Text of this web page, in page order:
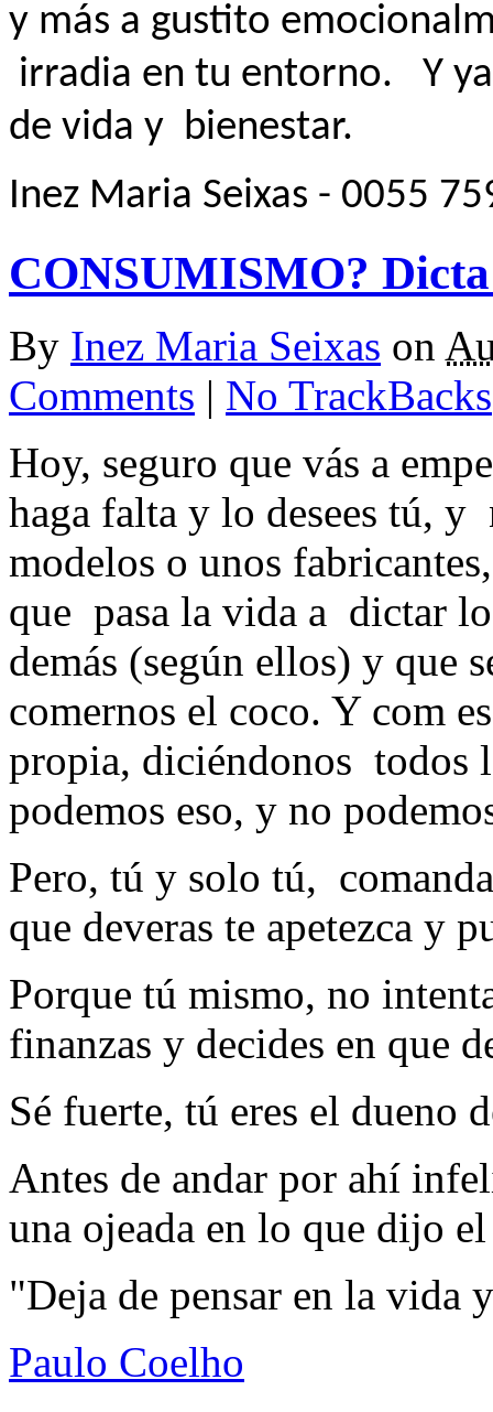
y más a gustito
irradia en tu entorno.
Y
de vida y bienestar.
Inez Maria Seixas - 0055
CONSUMISMO?
By Inez Maria Seixas on
Comments | No TrackBacks
Hoy, seguro que vás a
haga falta y lo desees tú,
modelos o unos
que pasa la vida a dictar
demás (según ellos) y que
comernos el coco. Y com
propia, diciéndonos todos
podemos eso, y no
Pero, tú y solo tú,
que deveras te apetezca y
Porque tú mismo, no
finanzas y decides en que
Sé fuerte, tú eres el dueno
Antes de andar por ahí
una ojeada en lo que dijo
"Deja de pensar en la vida
Paulo Coelho